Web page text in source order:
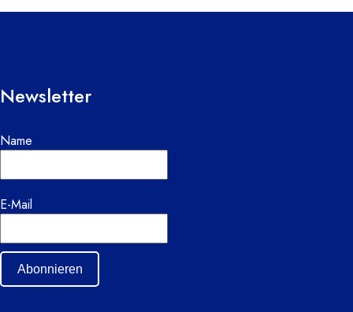
Newsletter
Name
E-Mail
Abonnieren